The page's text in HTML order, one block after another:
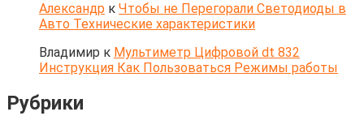
Александр к Чтобы не Перегорали Светодиоды в
Авто Технические характеристики
Владимир к Мультиметр Цифровой dt 832
Инструкция Как Пользоваться Режимы работы
Рубрики